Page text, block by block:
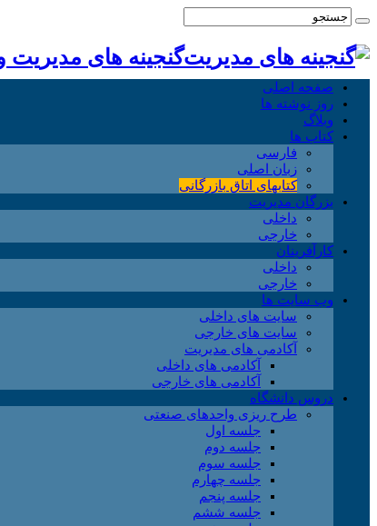
گنجینه های
صفحه اصلی
روز نوشته ها
وبلاگ
کتاب ها
فارسی
زبان اصلی
کتابهای اتاق بازرگانی
بزرگان مدیریت
داخلی
خارجی
کارآفرینان
داخلی
خارجی
وب سایت ها
سایت های داخلی
سایت های خارجی
آکادمی های مدیریت
آکادمی های داخلی
آکادمی های خارجی
دروس دانشگاه
طرح ریزی واحدهای صنعتی
جلسه اول
جلسه دوم
جلسه سوم
جلسه چهارم
جلسه پنجم
جلسه ششم